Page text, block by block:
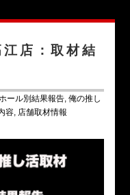
店：取材結
ホール別結果報告 俺の推し
容 店舗取材情報